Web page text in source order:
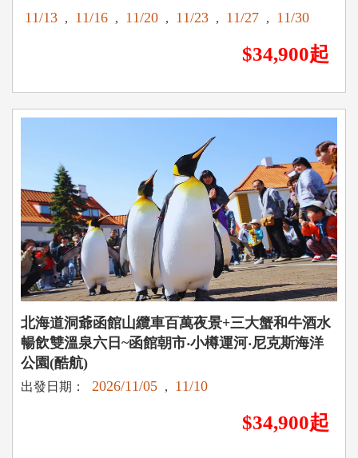
11/13 , 11/16 , 11/20 , 11/23 , 11/27 , 11/30
$34,900起
北海道洞爺函館山纜車百萬夜景+三大蟹和牛酒水
暢飲雙溫泉六日~函館朝市‧小樽運河‧尼克斯海洋
公園(酷航)
出發日期： 2026/11/05 , 11/10
$34,900起